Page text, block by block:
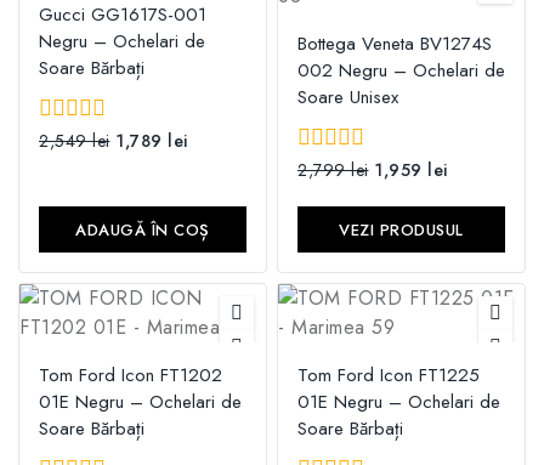
Gucci GG1617S-001
Negru – Ochelari de
Soare Bărbați
0
2,549lei 1,789 lei
ADAUGĂ ÎN COȘ
Bottega Veneta BV1274S
002 Negru – Ochelari de
Soare Unisex
0
5
2,799lei 1,959 lei
VEZI PRODUSUL
Tom Ford Icon FT1202
01E Negru – Ochelari de
Soare Bărbați
Tom Ford Icon FT1225
01E Negru – Ochelari de
Soare Bărbați